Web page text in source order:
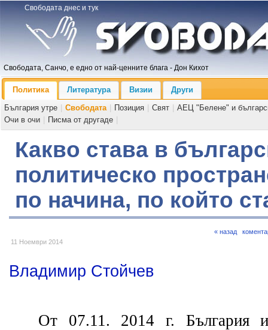
Свободата днес и тук
Свободата, Санчо, е едно от най-ценните блага - Дон Кихот
Политика Литература Визии
Други
България утре
Свободата Позиция Свят
АЕЦ "Белене" и
Очи в очи
Писма от другаде
Какво става в
политическо
по начина, по който
11 Ноември 2014
« назад
Владимир Стойчев
От 07.11. 2014 г. България